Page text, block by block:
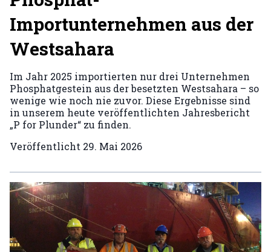
Importunternehmen aus der
Westsahara
Im Jahr 2025 importierten nur drei Unternehmen
Phosphatgestein aus der besetzten Westsahara – so
wenige wie noch nie zuvor. Diese Ergebnisse sind
in unserem heute veröffentlichten Jahresbericht
„P for Plunder“ zu finden.
Veröffentlicht 29. Mai 2026